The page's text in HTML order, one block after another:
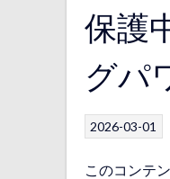
保護
グパ
2026-03-01
このコンテ